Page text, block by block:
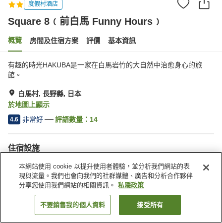
度假村酒店
Square 8﹙前白馬 Funny Hours﹚
概覽 房間及住宿方案 評價 基本資訊
有趣的時光HAKUBA是一家在白馬岩竹的大自然中治愈身心的旅
館。
白馬村, 長野縣, 日本
於地圖上顯示
4.6 非常好 評語數量： 14
住宿設施
Wi-Fi
岩盤浴
休息室
滑雪設備乾燥室
找客房
本網站使用 cookie 以提升使用者體驗，並分析我們網站的表
現與流量。我們也會向我們的社群媒體、廣告和分析合作夥伴
分享您使用我們網站的相關資訊。
私隱政策
不要銷售我的個人資料 接受所有